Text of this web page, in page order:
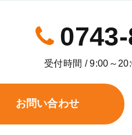
受付時間 / 9:00～
お問い合わせ